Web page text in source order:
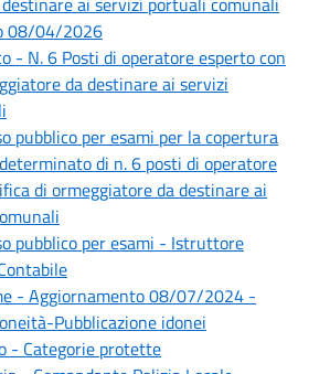
08/04/2026
- N. 6 Posti di operatore esperto con
da destinare ai servizi
pubblico per esami per la copertura
di n. 6 posti di operatore
di ormeggiatore da destinare ai
pubblico per esami - Istruttore
- Aggiornamento 08/07/2024 -
Pubblicazione idonei
- Categorie protette